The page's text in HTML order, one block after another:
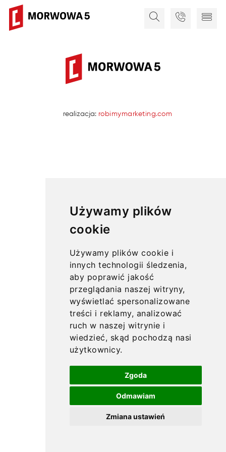
Używamy plików
cookie
Używamy plików cookie i
innych technologii śledzenia,
aby poprawić jakość
przeglądania naszej witryny,
wyświetlać spersonalizowane
treści i reklamy, analizować
ruch w naszej witrynie i
wiedzieć, skąd pochodzą nasi
użytkownicy.
Zgoda
Odmawiam
Zmiana ustawień
realizacja: robimymarketing.com